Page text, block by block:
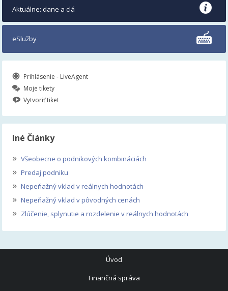
Aktuálne: dane a clá
eSlužby
Prihlásenie - LiveAgent
Moje tikety
Vytvoriť tiket
Iné Články
» Všeobecne o podnikových kombináciách
» Predaj podniku
» Nepeňažný vklad v reálnych hodnotách
» Nepeňažný vklad v pôvodných cenách
» Zlúčenie, splynutie a rozdelenie v reálnych hodnotách
Úvod
Finančná správa